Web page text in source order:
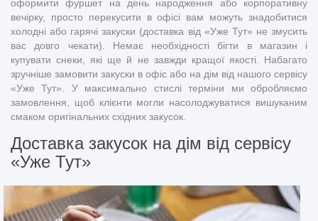
оформити фуршет на день народження або корпоративну
вечірку, просто перекусити в офісі вам можуть знадобитися
холодні або гарячі закуски (доставка від «Уже Тут» не змусить
вас довго чекати). Немає необхідності бігти в магазин і
купувати снеки, які ще й не завжди кращої якості. Набагато
зручніше замовити закуски в офіс або на дім від нашого сервісу
«Уже Тут». У максимально стислі терміни ми обробляємо
замовлення, щоб клієнти могли насолоджуватися вишуканим
смаком оригінальних східних закусок.
Доставка закусок на дім від сервісу
«Уже Тут»